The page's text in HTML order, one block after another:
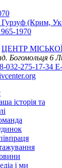
Гурзуф (Крим,
1970
ЦЕНТР МІСЬКОЇ
Богомольця 6
032-275-17-34
історія та
і ми